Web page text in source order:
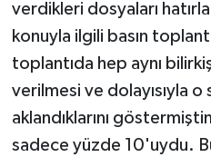
verdikleri dosyaları
konuyla ilgili basın
toplantıda hep aynı
verilmesi ve dolayısıyla
aklandıklarını
sadece yüzde 10'uydu.